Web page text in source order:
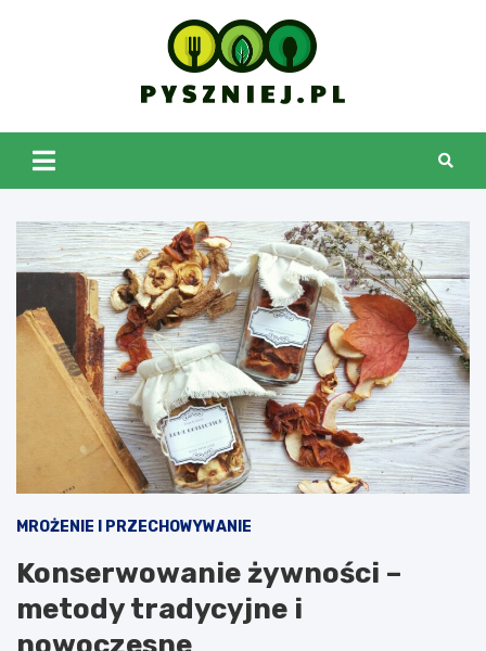
pyszniej.pl
MROŻENIE I PRZECHOWYWANIE
Konserwowanie żywności –
metody tradycyjne i